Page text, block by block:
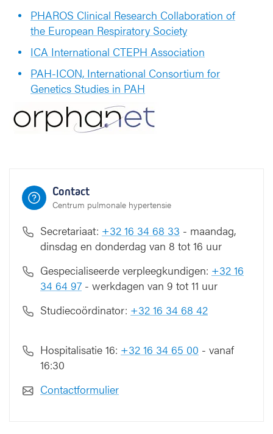
PHAROS Clinical Research Collaboration of
the European Respiratory Society
ICA International CTEPH Association
PAH-ICON, International Consortium for
Genetics Studies in PAH
Contact
Centrum pulmonale hypertensie
Secretariaat: +32 16 34 68 33 - maandag,
dinsdag en donderdag van 8 tot 16 uur
Gespecialiseerde verpleegkundigen: +32 16
34 64 97 - werkdagen van 9 tot 11 uur
Studiecoördinator: +32 16 34 68 42
Hospitalisatie 16: +32 16 34 65 00 - vanaf
16:30
Contactformulier